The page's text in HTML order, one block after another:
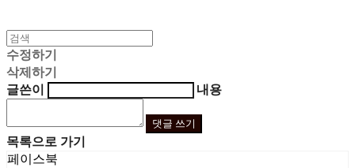
수정하기
삭제하기
글쓴이
내용
댓글 쓰기
목록으로 가기
페이스북